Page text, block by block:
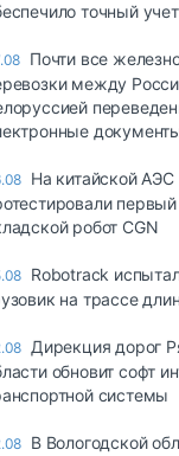
точный
Почти все
между
На китайской
робот CGN
Robotrack
на трассе
Дирекция дорог
обновит софт
системы
В Вологодской